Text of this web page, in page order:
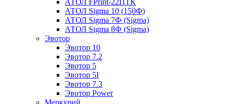
АТОЛ Sigma 10 (150Ф)
АТОЛ Sigma 7Ф (Sigma)
АТОЛ Sigma 8Ф (Sigma)
Эвотор
Эвотор 10
Эвотор 7.2
Эвотор 5
Эвотор 5I
Эвотор 7.3
Эвотор Power
Меркурий